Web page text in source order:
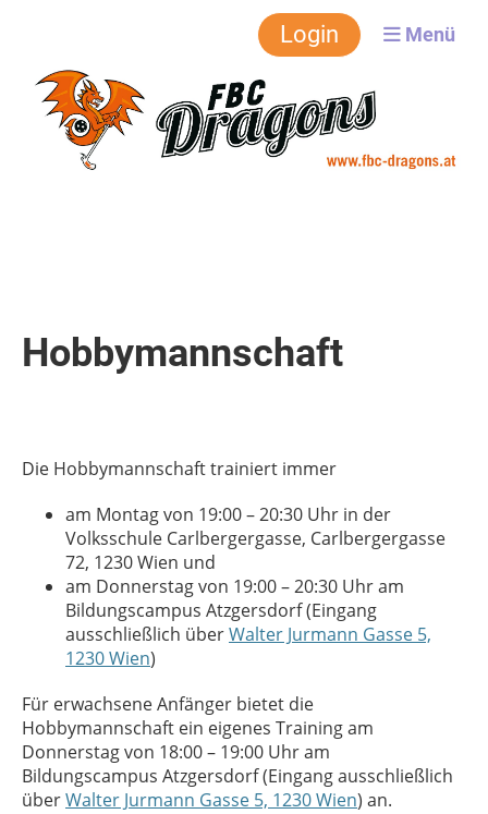
Login Menü
Hobbymannschaft
Die Hobbymannschaft trainiert immer
am Montag von 19:00 – 20:30 Uhr in der
Volksschule Carlbergergasse, Carlbergergasse
72, 1230 Wien und
am Donnerstag von 19:00 – 20:30 Uhr am
Bildungscampus Atzgersdorf (Eingang
ausschließlich überWalter Jurmann Gasse 5,
1230 Wien)
Für erwachsene Anfänger bietet die
Hobbymannschaft ein eigenes Training am
Donnerstag von 18:00 – 19:00 Uhr am
Bildungscampus Atzgersdorf (Eingang ausschließlich
überWalter Jurmann Gasse 5, 1230 Wien) an.